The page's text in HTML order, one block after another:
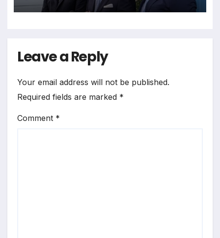
Leave a Reply
Your email address will not be published.
Required fields are marked *
Comment *